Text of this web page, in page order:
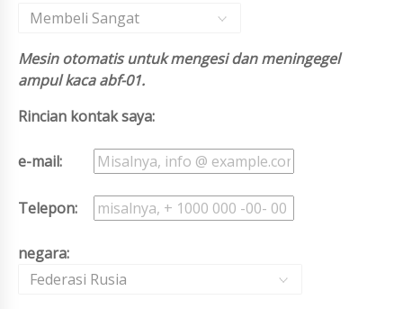
Membeli Sangat
Mesin otomatis untuk mengesi dan meningegel
ampul kaca abf-01.
Rincian kontak saya:
e-mail:
Telepon:
negara:
Federasi Rusia